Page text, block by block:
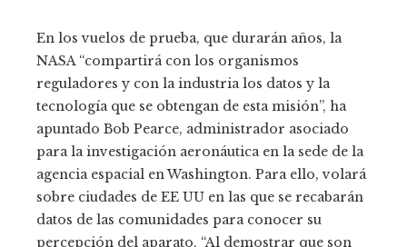
En los vuelos de prueba, que durarán años, la
NASA “compartirá con los organismos
reguladores y con la industria los datos y la
tecnología que se obtengan de esta misión”, ha
apuntado Bob Pearce, administrador asociado
para la investigación aeronáutica en la sede de la
agencia espacial en Washington. Para ello, volará
sobre ciudades de EE UU en las que se recabarán
datos de las comunidades para conocer su
percepción del aparato. “Al demostrar que son